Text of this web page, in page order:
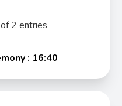
2 entries
: 16:40